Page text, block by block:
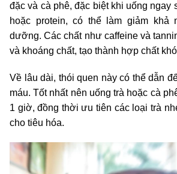
đặc và cà phê, đặc biệt khi uống ngay
hoặc protein, có thể làm giảm khả
dưỡng. Các chất như caffeine và
và khoáng chất, tạo thành hợp chất
Về lâu dài, thói quen này có thể dẫn
máu. Tốt nhất nên uống trà hoặc cà
1 giờ, đồng thời ưu tiên các loại trà
cho tiêu hóa.